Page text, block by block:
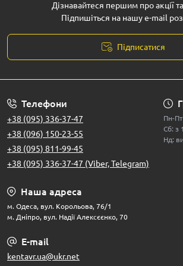
Дізнавайтеся першим про акції
Підпишіться на нашу e-mail
Підписатися
Телефони
+38 (095) 336-37-47
+38 (096) 150-23-55
+38 (095) 811-99-45
+38 (095) 336-37-47 (Viber, Telegram)
Пн-
Сб: з
Нд:
Наша адреса
м. Одеса, вул. Корольова, 76/1
м. Дніпро, вул. Надії Алексєєнко, 70
E-mail
kentavr.ua@ukr.net